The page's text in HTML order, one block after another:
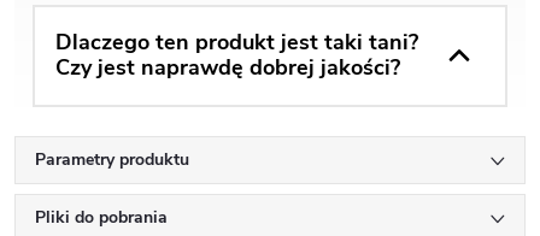
Dlaczego ten produkt jest taki tani?
Czy jest naprawdę dobrej jakości?
Parametry produktu
Pliki do pobrania